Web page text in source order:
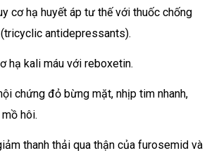
cơ hạ huyết áp tư thế với thuốc chống
antidepressants).
hạ kali máu với reboxetin.
chứng đỏ bừng mặt, nhịp tim nhanh,
hôi.
thanh thải qua thận của furosemid và